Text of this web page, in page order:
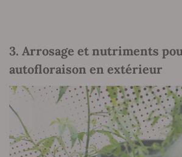
3. Arrosage et nutriments
autofloraison en extérieur